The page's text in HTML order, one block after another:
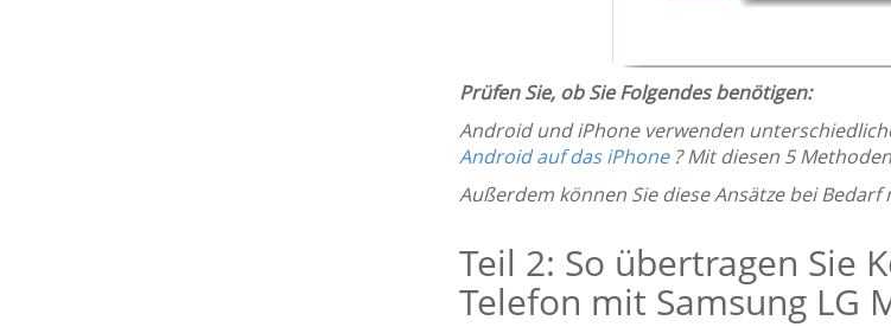
Prüfen Sie, ob Sie Folgendes benötigen:
Android und iPhone verwenden
Android auf das iPhone? Mit diesen 5
Außerdem können Sie diese Ansätze bei Bedarf
Teil 2: So übertragen Sie
Telefon mit Samsung LG